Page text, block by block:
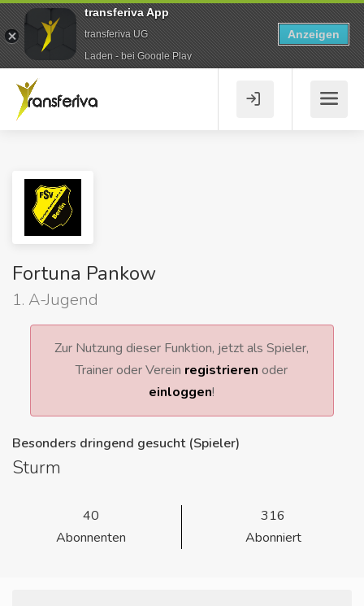
Fortuna Pankow
1. A-Jugend
Zur Nutzung dieser Funktion, jetzt als Spieler,
Trainer oder Verein registrieren oder
einloggen!
Besonders dringend gesucht (Spieler)
Sturm
40
Abonnenten
316
Abonniert
transferiva App
transferiva UG
Laden - bei Google Play
Anzeigen